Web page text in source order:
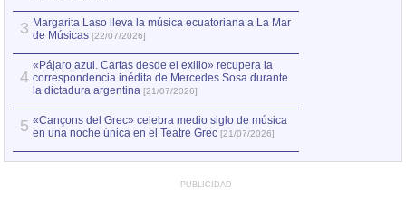
3 Margarita Laso lleva la música ecuatoriana a La Mar
de Músicas [22/07/2026]
4
«Pájaro azul. Cartas desde el exilio» recupera la
correspondencia inédita de Mercedes Sosa durante
la dictadura argentina [21/07/2026]
5 «Cançons del Grec» celebra medio siglo de música
en una noche única en el Teatre Grec [21/07/2026]
PUBLICIDAD